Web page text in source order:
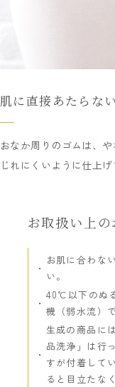
肌に直接あたらな
おなか周りのゴムは、
じれにくいように仕上げ
お取扱い上の
お肌に合わな
い。
40℃以下のぬ
機（弱水流）
生成の商品に
品洗浄」は行
すが付着して
ると目立たな